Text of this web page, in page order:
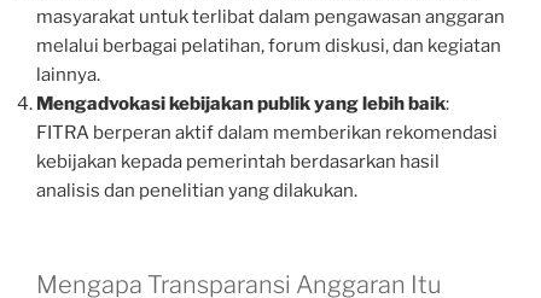
masyarakat untuk terlibat dalam pengawasan anggaran
melalui berbagai pelatihan, forum diskusi, dan kegiatan
lainnya.
Mengadvokasi kebijakan publik yang lebih baik:
FITRA berperan aktif dalam memberikan rekomendasi
kebijakan kepada pemerintah berdasarkan hasil
analisis dan penelitian yang dilakukan.
Mengapa Transparansi Anggaran Itu